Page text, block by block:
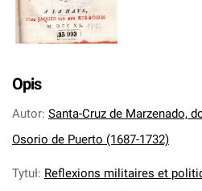
Opis
Autor: Santa-Cruz de Marzenado,
Osorio de Puerto (1687-1732)
Tytuł: Reflexions militaires et